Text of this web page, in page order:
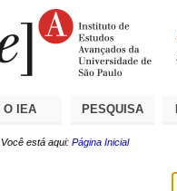
O IEA PESQUISA
Você está aqui: Página Inicial